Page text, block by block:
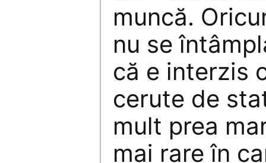
muncă.
nu se
că e interzis
cerute de
mult prea
mai rare în